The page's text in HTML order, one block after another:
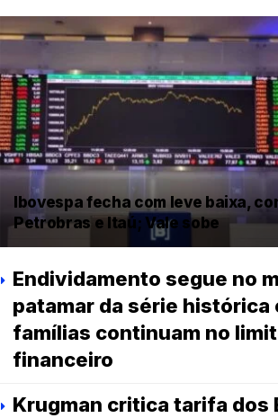
Ibovespa fecha com leve baixa,
Petrobras e Itaú; Vale sobe
Endividamento segue no
patamar da série histórica
famílias continuam no
financeiro
Krugman critica tarifa dos